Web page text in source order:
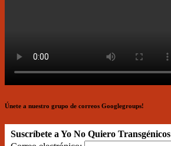
Únete a nuestro grupo de correos Googlegroups!
Suscríbete a Yo No Quiero Transgénicos